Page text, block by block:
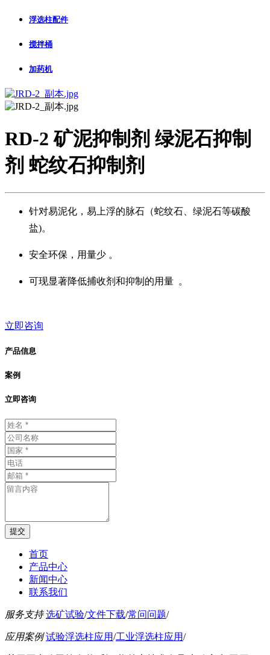
浮选柱配件
搅拌桶
加药机
RD-2 矿泥抑制剂 绿泥石抑制
剂 蛇纹石抑制剂
针对易泥化，易上浮的脉石（蛇纹石、绿泥石等碳酸
盐)。
安全环保，用量少 。
可现显著降低捕收剂和抑制的用量 。
立即咨询
产品信息
案例
立即咨询
首页
产品中心
新闻中心
联系我们
服务支持 选矿试验/文件下载/常问问题/
应用案例 试验浮选柱应用/工业浮选柱应用/